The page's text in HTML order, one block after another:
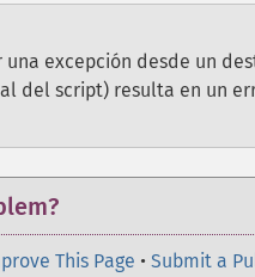
excepción desde un
del script) resulta en un
This Page • Submit a